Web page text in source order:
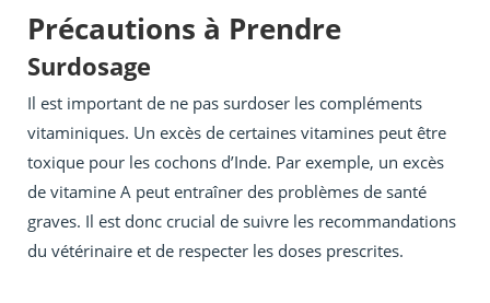
Précautions à Prendre
Surdosage
Il est important de ne pas surdoser les compléments
vitaminiques. Un excès de certaines vitamines peut être
toxique pour les cochons d’Inde. Par exemple, un excès
de vitamine A peut entraîner des problèmes de santé
graves. Il est donc crucial de suivre les recommandations
du vétérinaire et de respecter les doses prescrites.